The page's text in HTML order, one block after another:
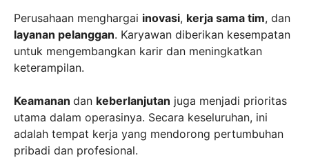
Perusahaan menghargai inovasi, kerja sama tim, dan
layanan pelanggan. Karyawan diberikan kesempatan
untuk mengembangkan karir dan meningkatkan
keterampilan.
Keamanan dan keberlanjutan juga menjadi prioritas
utama dalam operasinya. Secara keseluruhan, ini
adalah tempat kerja yang mendorong pertumbuhan
pribadi dan profesional.